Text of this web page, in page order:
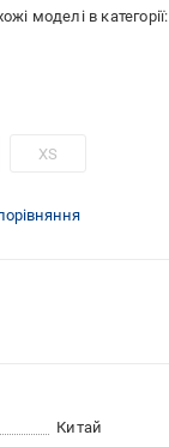
моделі в категорії:
XS
Китай